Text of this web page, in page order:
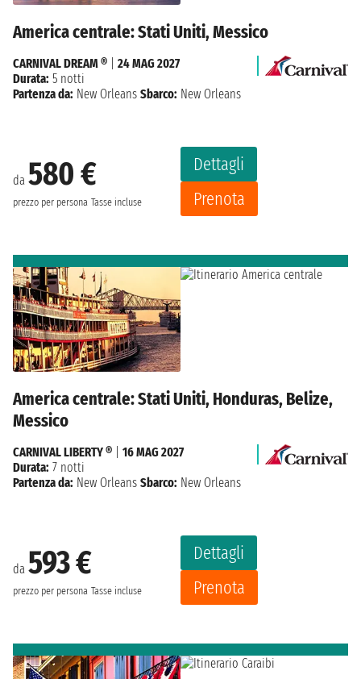
America centrale: Stati Uniti, Messico
da 580 €
prezzo per persona Tasse incluse
Dettagli
Prenota
CARNIVAL DREAM ®
24 MAG 2027
Durata: 5 notti
Partenza da: New Orleans Sbarco: New Orleans
America centrale: Stati Uniti, Honduras, Belize,
Messico
da 593 €
prezzo per persona Tasse incluse
Dettagli
Prenota
CARNIVAL LIBERTY ®
16 MAG 2027
Durata: 7 notti
Partenza da: New Orleans Sbarco: New Orleans